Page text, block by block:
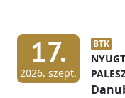
17.
2026. szept.
BTK